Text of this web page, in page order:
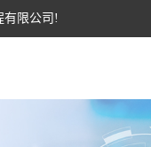
有限公司!